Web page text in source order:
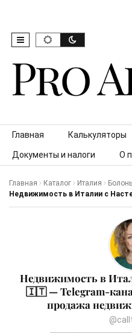
Skip to content
Главная Калькуляторы
Документы и налоги О
Главная Каталог Италия
Недвижимость в Италии с
Недвижимость в
🇮🇹 — Telegram-
продажа